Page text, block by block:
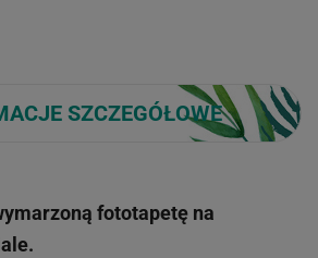
SZCZEGÓŁOWE
fototapetę na